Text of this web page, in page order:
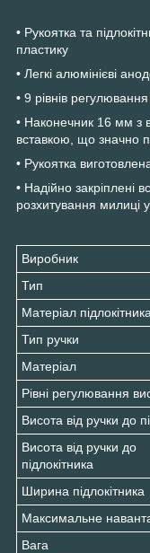
• Рукоятка та
пластику
• Легкі алюмінієві
• 9 рівнів
• Наконечник 16 мм з
вставкою, що значно
• Рукоятка
• Надійно закріплені
розхитування милиці
Виробник
Тип
Матеріал підлокітника
Тип ручки
Матеріал
Рівні регулювання
Висота від ручки до
Висота від ручки до
підлокітника
Ширина підлокітника
Максимальне
Вага